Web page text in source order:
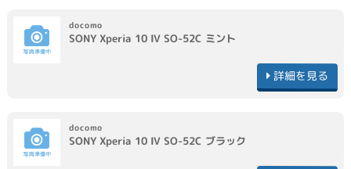
docomo
SONY Xperia 10 IV SO-52C ミント
詳細を見る
docomo
SONY Xperia 10 IV SO-52C ブラック